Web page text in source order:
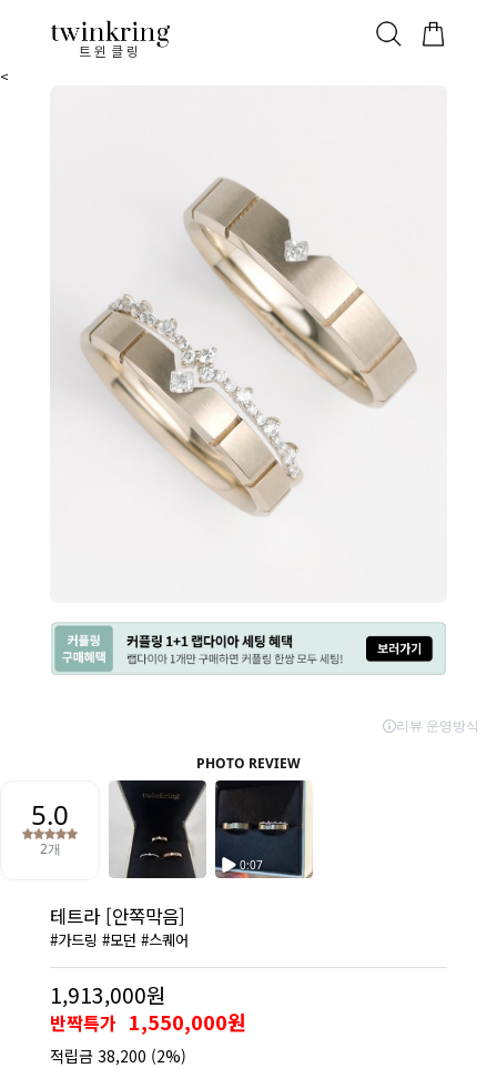
트윈클링
ALL 베스트 안쪽막음 웨딩/다이아 가드링/반지
<
테트라 [안쪽막음]
#가드링 #모던 #스퀘어
1,913,000원
반짝특가 1,550,000원
적립금 38,200 (2%)